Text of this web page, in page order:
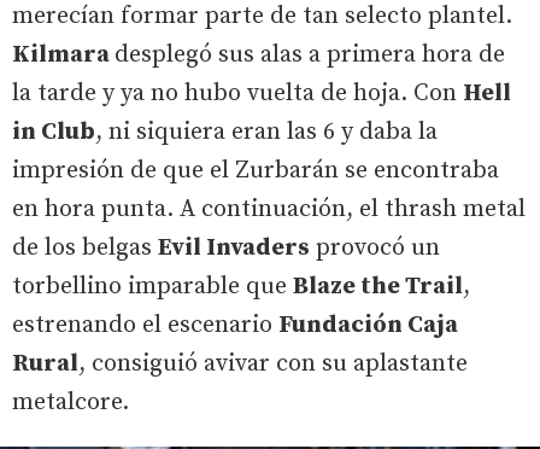
merecían formar parte de tan selecto plantel.
Kilmara desplegó sus alas a primera hora de
la tarde y ya no hubo vuelta de hoja. Con Hell
in Club, ni siquiera eran las 6 y daba la
impresión de que el Zurbarán se encontraba
en hora punta. A continuación, el thrash metal
de los belgas Evil Invaders provocó un
torbellino imparable que Blaze the Trail,
estrenando el escenario Fundación Caja
Rural, consiguió avivar con su aplastante
metalcore.